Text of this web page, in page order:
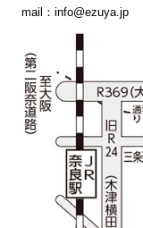
mail：info@ezuya.jp